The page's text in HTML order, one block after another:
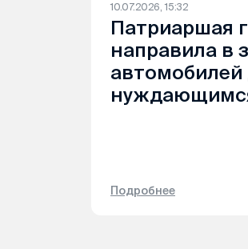
10.07.2026, 15:32
Патриаршая
направила в
Подробнее